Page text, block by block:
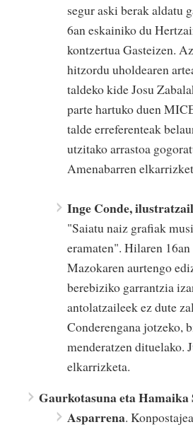
segur aski berak aldatu
6an eskainiko du
kontzertua Gasteizen.
hitzordu uholdearen
taldeko kide Josu
parte hartuko duen
talde erreferenteak
utzitako arrastoa
Amenabarren
Inge Conde,
"Saiatu naiz grafiak
eramaten". Hilaren 16an
Mazokaren aurtengo
berebiziko garrantzia
antolatzaileek ez dute
Conderengana jotzeko,
menderatzen dituelako.
elkarrizketa.
Gaurkotasuna eta Hamaika
Asparrena.